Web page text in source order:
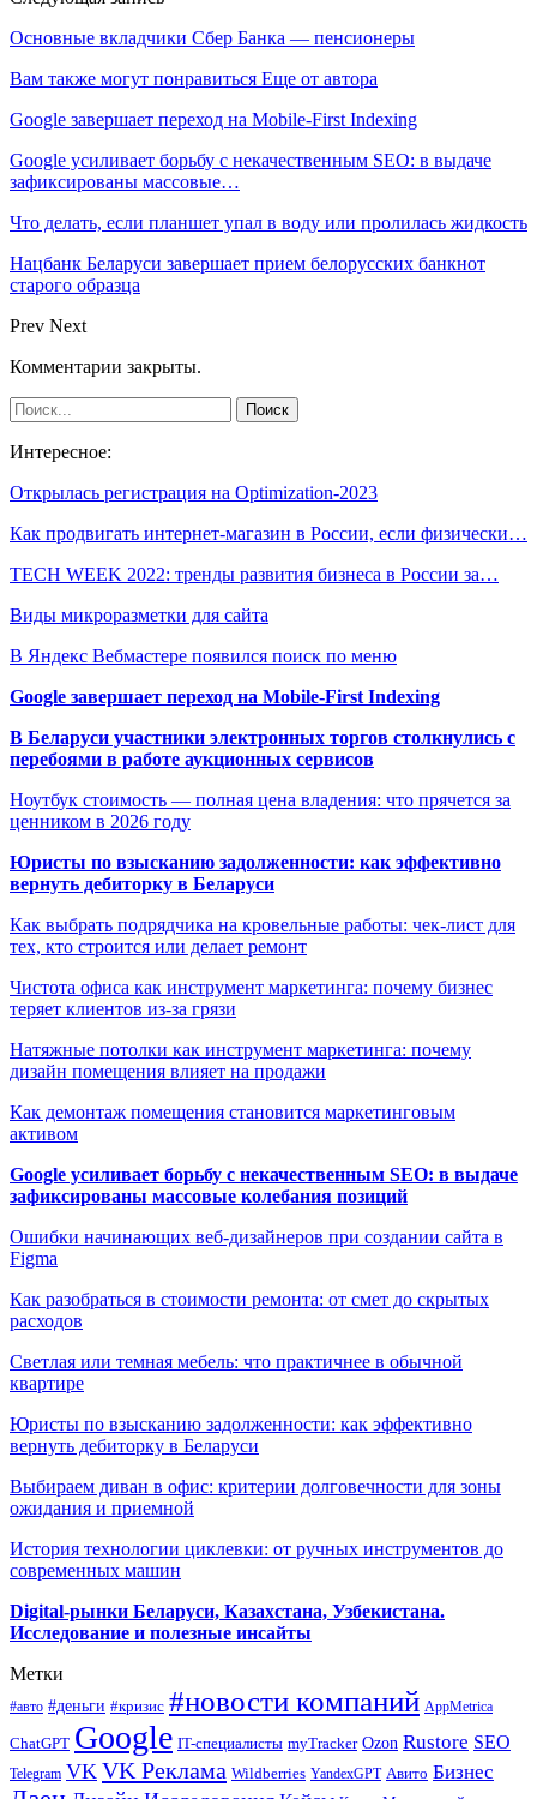
Основные вкладчики Сбер Банка — пенсионеры
Вам также могут понравиться Еще от автора
Google завершает переход на Mobile-First Indexing
Google усиливает борьбу с некачественным SEO: в выдаче
зафиксированы массовые…
Что делать, если планшет упал в воду или пролилась жидкость
Нацбанк Беларуси завершает прием белорусских банкнот
старого образца
Prev Next
Комментарии закрыты.
Интересное:
Открылась регистрация на Optimization-2023
Как продвигать интернет-магазин в России, если физически…
TECH WEEK 2022: тренды развития бизнеса в России за…
Виды микроразметки для сайта
В Яндекс Вебмастере появился поиск по меню
Google завершает переход на Mobile-First Indexing
В Беларуси участники электронных торгов столкнулись с
перебоями в работе аукционных сервисов
Ноутбук стоимость — полная цена владения: что прячется за
ценником в 2026 году
Юристы по взысканию задолженности: как эффективно
вернуть дебиторку в Беларуси
Как выбрать подрядчика на кровельные работы: чек-лист для
тех, кто строится или делает ремонт
Чистота офиса как инструмент маркетинга: почему бизнес
теряет клиентов из-за грязи
Натяжные потолки как инструмент маркетинга: почему
дизайн помещения влияет на продажи
Как демонтаж помещения становится маркетинговым
активом
Google усиливает борьбу с некачественным SEO: в выдаче
зафиксированы массовые колебания позиций
Ошибки начинающих веб-дизайнеров при создании сайта в
Figma
Как разобраться в стоимости ремонта: от смет до скрытых
расходов
Светлая или темная мебель: что практичнее в обычной
квартире
Юристы по взысканию задолженности: как эффективно
вернуть дебиторку в Беларуси
Выбираем диван в офис: критерии долговечности для зоны
ожидания и приемной
История технологии циклевки: от ручных инструментов до
современных машин
Digital-рынки Беларуси, Казахстана, Узбекистана.
Исследование и полезные инсайты
Метки
#авто #деньги #кризис #новости компаний AppMetrica
ChatGPT Google IT-специалисты myTracker Ozon Rustore SEO
Telegram VK VK Реклама Wildberries YandexGPT Авито Бизнес